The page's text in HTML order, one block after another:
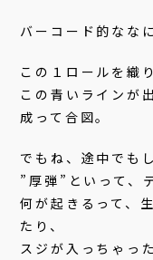
バーコード的なな
この１ロールを織
この青いラインが
成って合図。
でもね、途中でも
”厚弾”といって、
何が起きるって、
たり、
スジが入っちゃっ